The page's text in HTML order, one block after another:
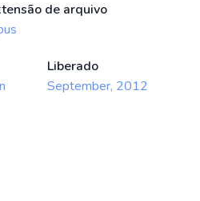
de arquivo
Liberado
September, 2012